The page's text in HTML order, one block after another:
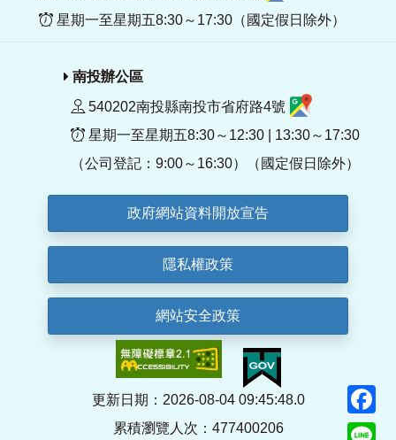
星期一至星期五8:30～17:30（國定假日除外）
南投辦公區
540202南投縣南投市省府路4號
星期一至星期五8:30～12:30 | 13:30～17:30
（公司登記：9:00～16:30）（國定假日除外）
政府網站資料開放宣告
隱私權政策
網站安全政策
更新日期：2026-08-04 09:45:48.0
累積瀏覽人次：477400206